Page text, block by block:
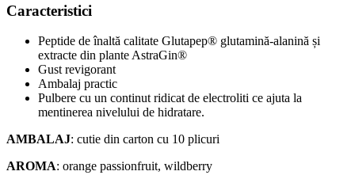
Caracteristici
Peptide de înaltă calitate Glutapep® glutamină-alanină și
extracte din plante AstraGin®
Gust revigorant
Ambalaj practic
Pulbere cu un continut ridicat de electroliti ce ajuta la
mentinerea nivelului de hidratare.
AMBALAJ: cutie din carton cu 10 plicuri
AROMA: orange passionfruit, wildberry